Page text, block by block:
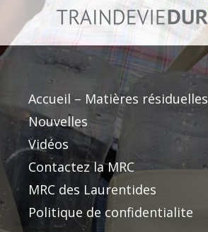
Accueil – Matières résiduelles
Nouvelles
Vidéos
Contactez la MRC
MRC des Laurentides
Politique de confidentialite